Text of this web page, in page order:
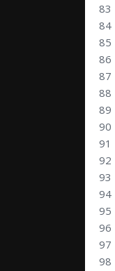
83
84
85
86
87
88
89
90
91
92
93
94
95
96
97
98